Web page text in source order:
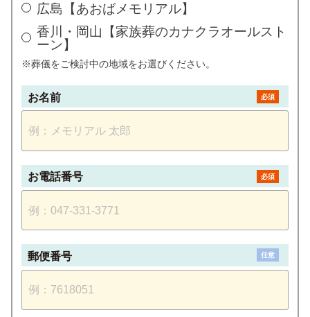
広島【あおばメモリアル】
香川・岡山【家族葬のカナクラオールスト
ーン】
※葬儀をご検討中の地域をお選びください。
お名前 必須
お電話番号 必須
郵便番号 任意